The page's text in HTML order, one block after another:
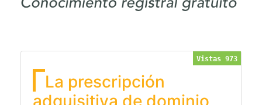
Vistas 973
La prescripción
adquisitiva de dominio